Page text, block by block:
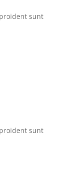
sunt
sunt